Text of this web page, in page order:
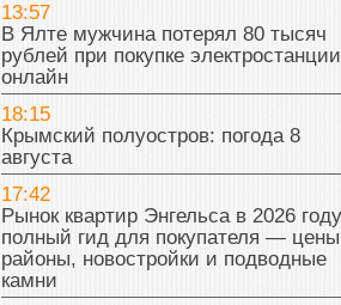
13:57
В Ялте мужчина потерял 80 тысяч
рублей при покупке электростанции
онлайн
18:15
Крымский полуостров: погода 8
августа
17:42
Рынок квартир Энгельса в 2026
полный гид для покупателя —
районы, новостройки и подводные
камни